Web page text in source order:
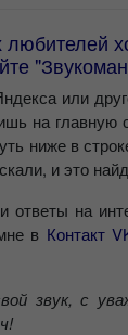
любителей
или
на главную
ниже в
и это
ответы на
в Контакт
звук, с